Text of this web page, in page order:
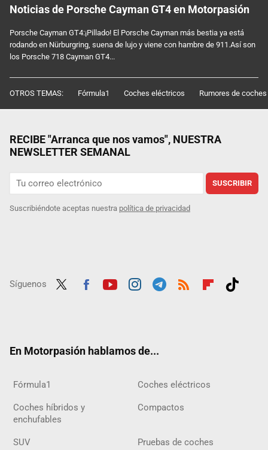
Noticias de Porsche Cayman GT4 en Motorpasión
Porsche Cayman GT4:¡Pillado! El Porsche Cayman más bestia ya está
rodando en Nürburgring, suena de lujo y viene con hambre de 911.Así son
los Porsche 718 Cayman GT4...
OTROS TEMAS: Fórmula1 Coches eléctricos Rumores de coches
RECIBE "Arranca que nos vamos", NUESTRA
NEWSLETTER SEMANAL
SUSCRIBIR
Suscribiéndote aceptas nuestra política de privacidad
Síguenos
En Motorpasión hablamos de...
Fórmula1 Coches eléctricos
Coches híbridos y
enchufables
Compactos
SUV Pruebas de coches